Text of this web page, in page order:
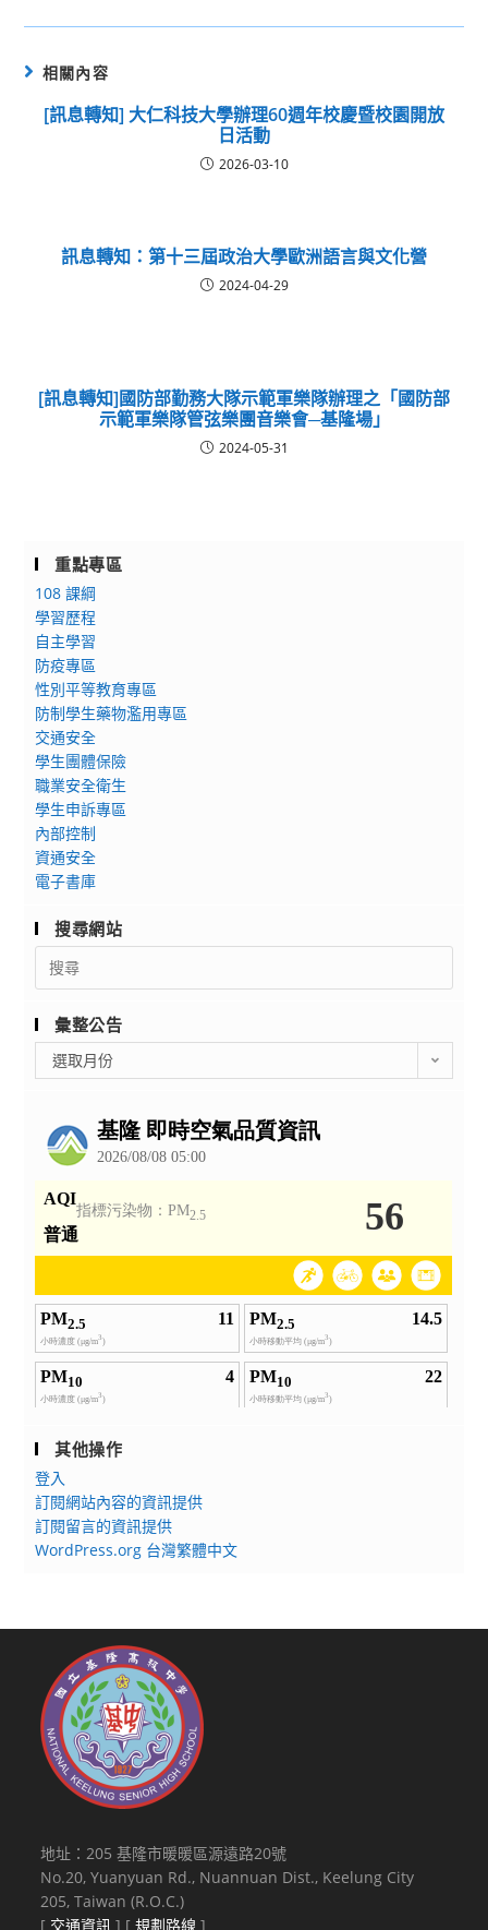
相關內容
[訊息轉知] 大仁科技大學辦理60週年校慶暨校園開放
日活動
2026-03-10
訊息轉知：第十三屆政治大學歐洲語言與文化營
2024-04-29
[訊息轉知]國防部勤務大隊示範軍樂隊辦理之「國防部
示範軍樂隊管弦樂團音樂會─基隆場」
2024-05-31
重點專區
108 課綱
學習歷程
自主學習
防疫專區
性別平等教育專區
防制學生藥物濫用專區
交通安全
學生團體保險
職業安全衛生
學生申訴專區
內部控制
資通安全
電子書庫
搜尋網站
Search
for:
彙整公告
整
選取月份
其他操作
登入
訂閱網站內容的資訊提供
訂閱留言的資訊提供
WordPress.org 台灣繁體中文
地址：205 基隆市暖暖區源遠路20號
No.20, Yuanyuan Rd., Nuannuan Dist., Keelung City
205, Taiwan (R.O.C.)
[ 交通資訊 ] [規劃路線 ]